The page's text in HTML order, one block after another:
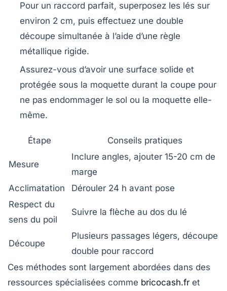
Pour un raccord parfait, superposez les lés sur
environ 2 cm, puis effectuez une double
découpe simultanée à l’aide d’une règle
métallique rigide.
Assurez-vous d’avoir une surface solide et
protégée sous la moquette durant la coupe pour
ne pas endommager le sol ou la moquette elle-
même.
Étape Conseils pratiques
Mesure
Inclure angles, ajouter 15-20 cm de
marge
Acclimatation
Dérouler 24 h avant pose
Respect du
sens du poil
Suivre la flèche au dos du lé
Découpe
Plusieurs passages légers, découpe
double pour raccord
Ces méthodes sont largement abordées dans des
ressources spécialisées comme bricocash.fr et